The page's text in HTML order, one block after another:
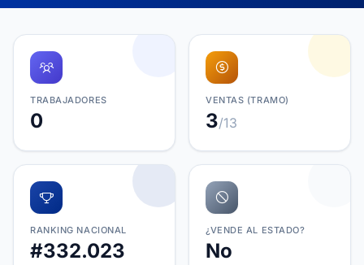
TRABAJADORES
0
VENTAS (TRAMO)
3/13
RANKING NACIONAL
#332.023
¿VENDE AL ESTADO?
No